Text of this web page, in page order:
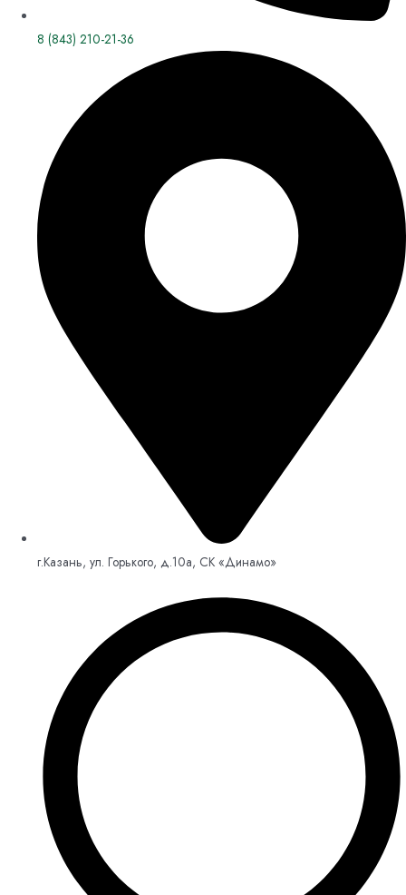
8 (843) 210-21-36
г.Казань, ул. Горького, д.10а, СК «Динамо»